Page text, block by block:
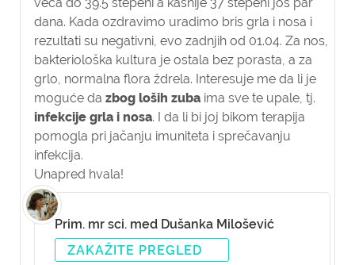
dana. Kada ozdravimo uradimo bris grla i nosa i
rezultati su negativni, evo zadnjih od 01.04. Za nos,
bakteriološka kultura je ostala bez porasta, a za
grlo, normalna flora ždrela. Interesuje me da li je
moguće da zbog loših zuba ima sve te upale, tj.
infekcije grla i nosa. I da li bi joj bikom terapija
pomogla pri jačanju imuniteta i sprečavanju
infekcija.
Unapred hvala!
Prim. mr sci. med Dušanka Milošević
ZAKAŽITE PREGLED